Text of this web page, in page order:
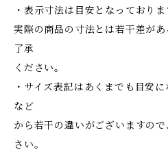
・表示寸法は目安となっており
実際の商品の寸法とは若干差が
了承
ください。
・サイズ表記はあくまでも目安
など
から若干の違いがございますの
さい。